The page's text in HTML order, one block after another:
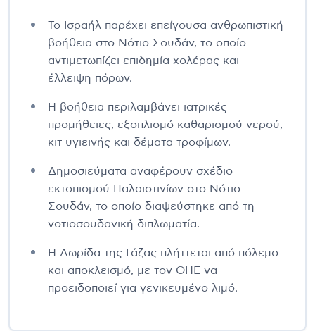
Το Ισραήλ παρέχει επείγουσα ανθρωπιστική
βοήθεια στο Νότιο Σουδάν, το οποίο
αντιμετωπίζει επιδημία χολέρας και
έλλειψη πόρων.
Η βοήθεια περιλαμβάνει ιατρικές
προμήθειες, εξοπλισμό καθαρισμού νερού,
κιτ υγιεινής και δέματα τροφίμων.
Δημοσιεύματα αναφέρουν σχέδιο
εκτοπισμού Παλαιστινίων στο Νότιο
Σουδάν, το οποίο διαψεύστηκε από τη
νοτιοσουδανική διπλωματία.
Η Λωρίδα της Γάζας πλήττεται από πόλεμο
και αποκλεισμό, με τον ΟΗΕ να
προειδοποιεί για γενικευμένο λιμό.